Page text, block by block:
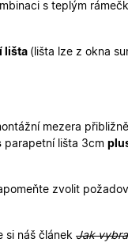
s teplým
lišta (lišta lze z okna
mezera
parapetní lišta 3cm
zvolit
si náš článek Jak
Cookie-Script.com k
obsahu nákupního